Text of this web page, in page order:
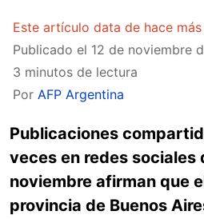
Este artículo data de hace
Publicado el 12 de noviembre
3 minutos de lectura
Por AFP Argentina
Publicaciones
veces en redes sociales
noviembre afirman que
provincia de Buenos